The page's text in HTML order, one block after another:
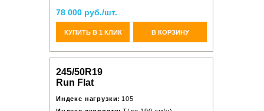
78 000 руб./шт.
КУПИТЬ В 1 КЛИК В КОРЗИНУ
245/50R19
Run Flat
Индекс нагрузки: 105